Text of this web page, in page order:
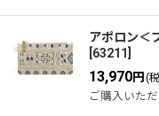
アポロン＜
[63211]
13,970円(
ご購入いた